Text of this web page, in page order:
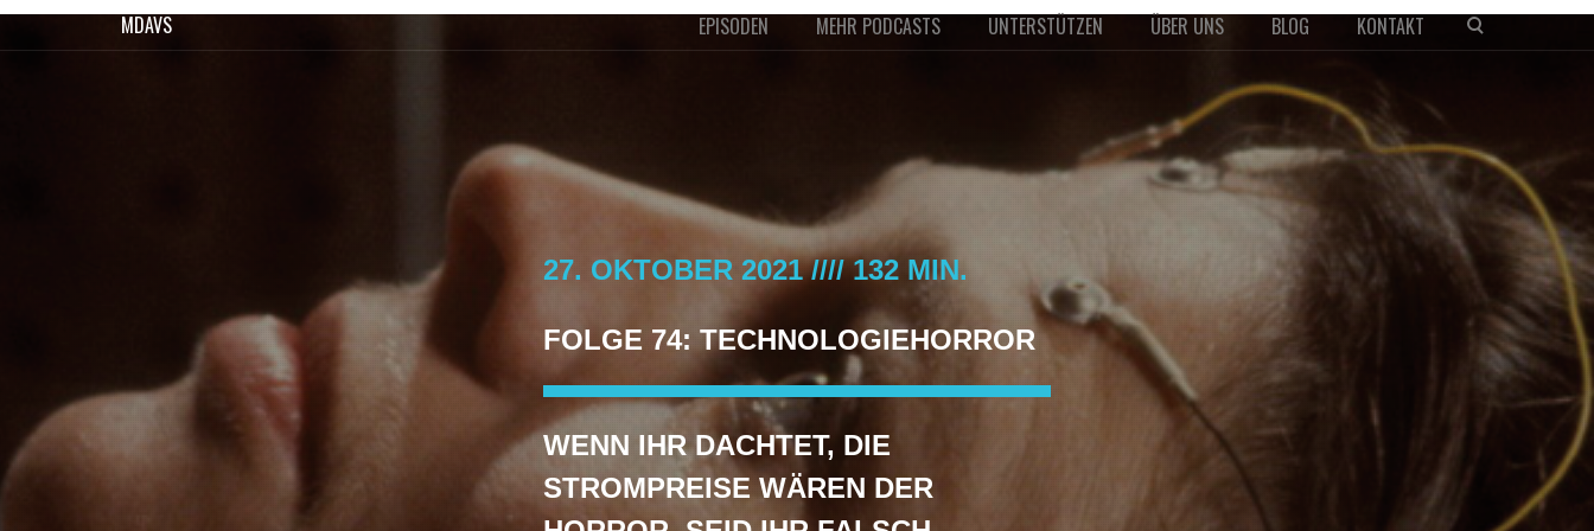
MDAVS EPISODEN MEHR PODCASTS UNTERSTÜTZEN ÜBER UNS BLOG KONTAKT
27. OKTOBER 2021 //// 132 MIN.
FOLGE 74: TECHNOLOGIEHORROR
WENN IHR DACHTET, DIE
STROMPREISE WÄREN DER